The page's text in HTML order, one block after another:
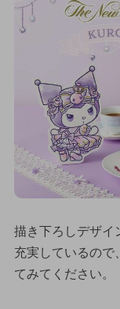
描き下ろしデザイ
充実しているので
てみてください。